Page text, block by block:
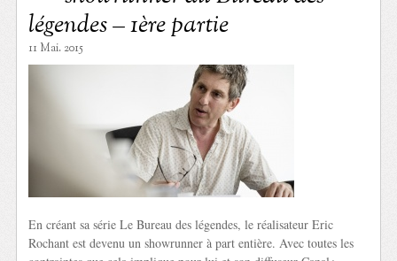
légendes – 1ère partie
11 Mai. 2015
En créant sa série Le Bureau des légendes, le réalisateur Eric
Rochant est devenu un showrunner à part entière. Avec toutes les